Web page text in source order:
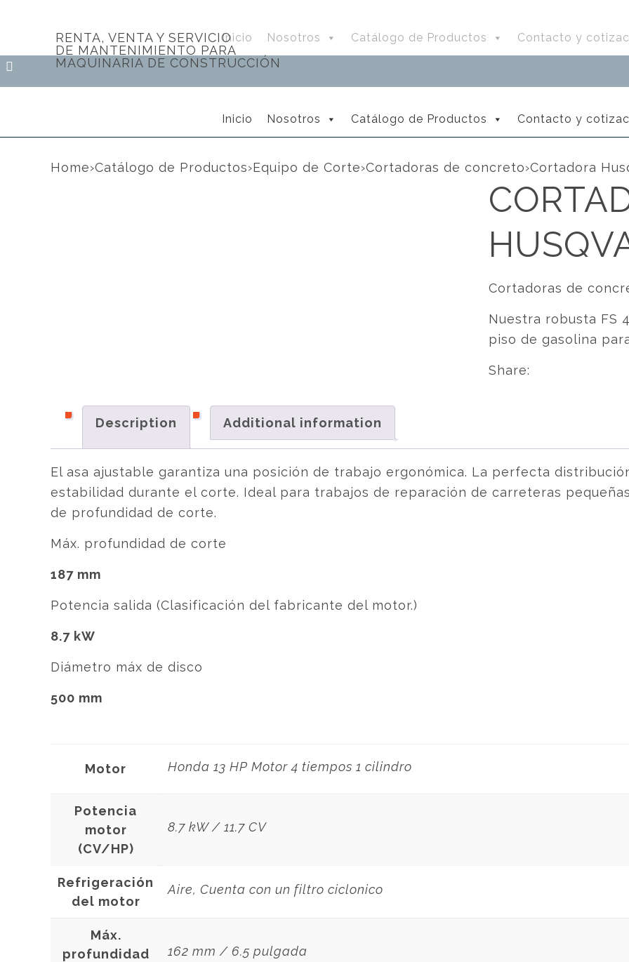
Inicio Nosotros Catálogo de Productos Contacto y
RENTA, VENTA Y SERVICIO
DE MANTENIMIENTO PARA
MAQUINARIA DE CONSTRUCCIÓN
Inicio Nosotros Catálogo de Productos Contacto y
Home›Catálogo de Productos›Equipo de Corte›Cortadoras de concreto›Cortadora
Cortadoras de
Nuestra robusta FS
piso de gasolina
Share:
Description Additional information
El asa ajustable garantiza una posición de trabajo ergonómica. La perfecta
estabilidad durante el corte. Ideal para trabajos de reparación de carreteras
de profundidad de corte.
Máx. profundidad de corte
187 mm
Potencia salida (Clasificación del fabricante del motor.)
8.7 kW
Diámetro máx de disco
500 mm
Motor Honda 13 HP Motor 4 tiempos 1 cilindro
Potencia
motor
(CV/HP)
8.7 kW / 11.7 CV
Refrigeración
del motor
Aire, Cuenta con un filtro ciclonico
Máx.
profundidad
162 mm / 6.5 pulgada